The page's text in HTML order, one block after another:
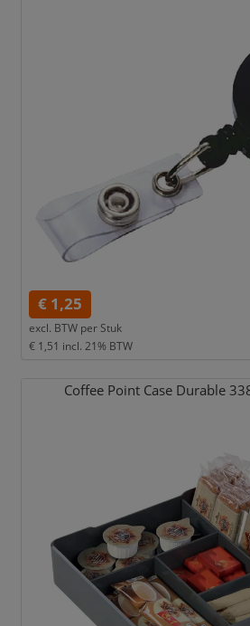
€ 1,25
excl. BTW per Stuk
€ 1,51 incl. 21% BTW
Coffee Point Case Durable